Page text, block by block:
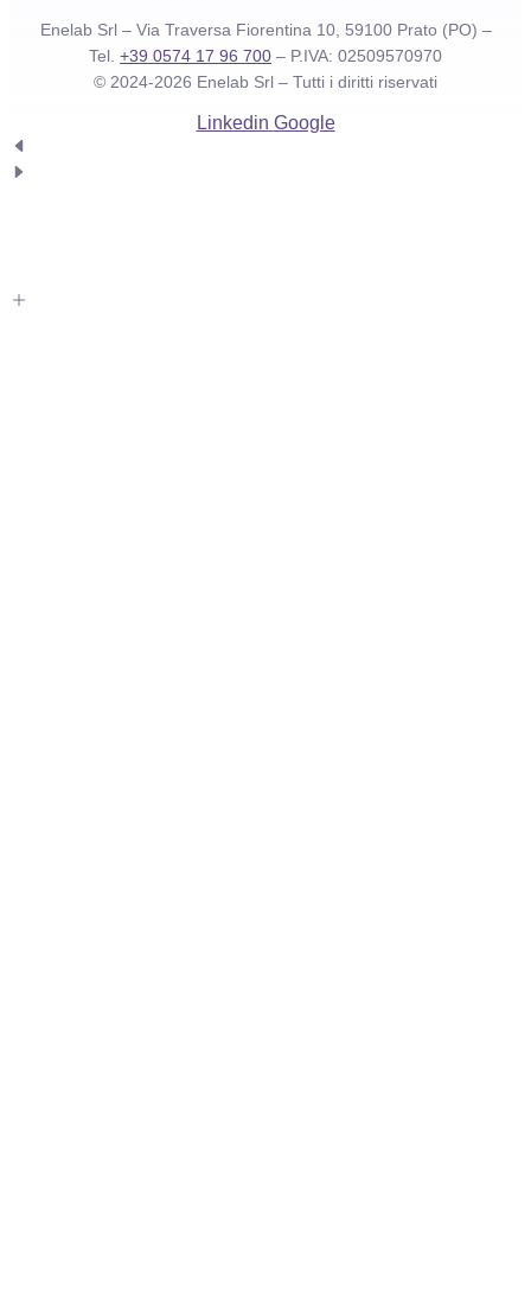
Enelab Srl – Via Traversa Fiorentina 10, 59100 Prato (PO) –
Tel. +39 0574 17 96 700 – P.IVA: 02509570970
© 2024-2026 Enelab Srl – Tutti i diritti riservati
Linkedin Google